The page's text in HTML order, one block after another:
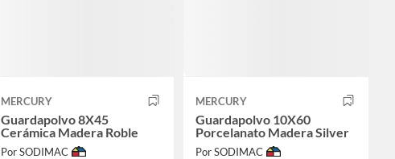
MERCURY
Guardapolvo 8X45
Cerámica Madera Roble
Por SODIMAC
MERCURY
Guardapolvo 10X60
Porcelanato Madera Silver
Por SODIMAC